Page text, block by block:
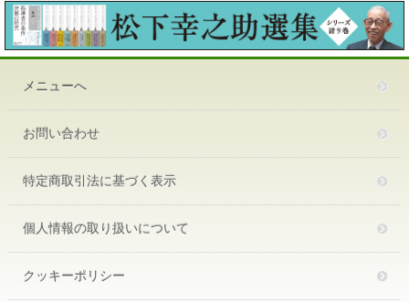
メニューへ
お問い合わせ
特定商取引法に基づく表示
個人情報の取り扱いについて
クッキーポリシー